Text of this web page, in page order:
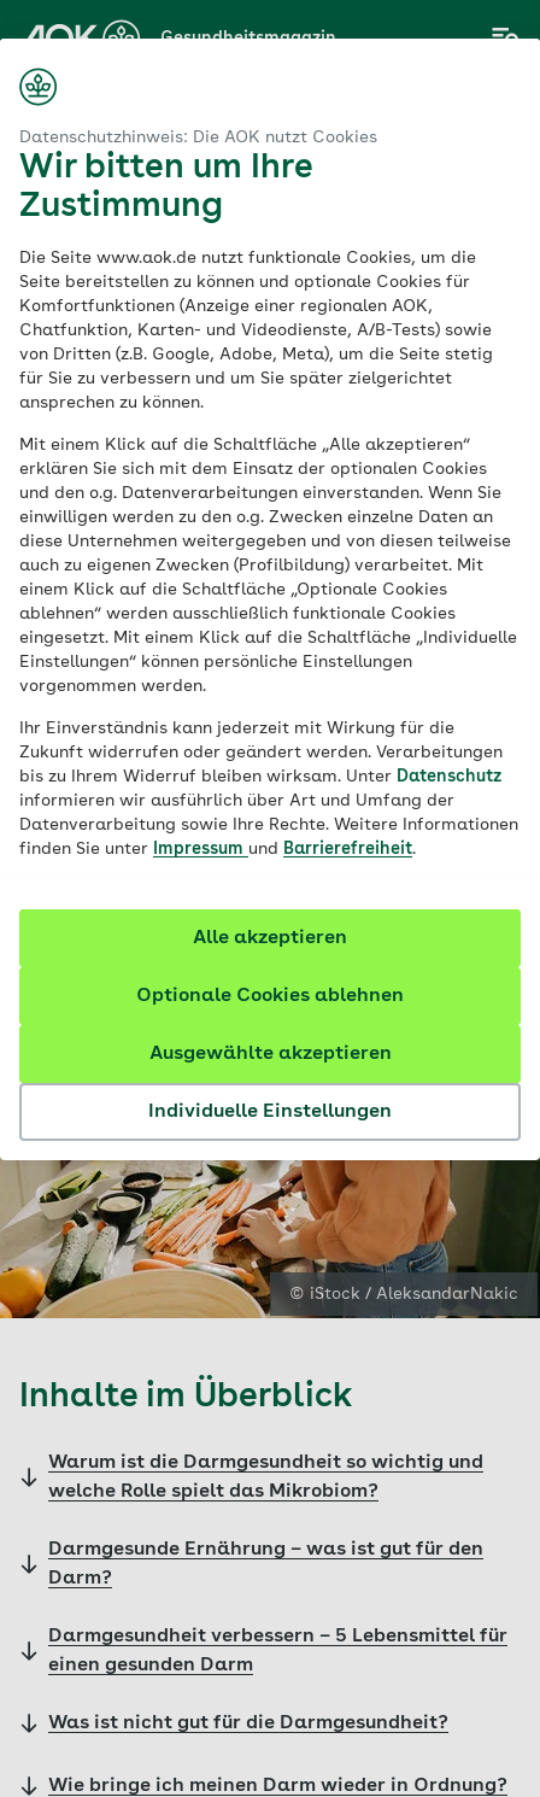
Datenschutzhinweis: Die AOK nutzt Cookies
Wir bitten um Ihre
Zustimmung
Die Seite www.aok.de nutzt funktionale Cookies, um die
Seite bereitstellen zu können und optionale Cookies für
Komfortfunktionen (Anzeige einer regionalen AOK,
Chatfunktion, Karten- und Videodienste, A/B-Tests) sowie
von Dritten (z.B. Google, Adobe, Meta), um die Seite stetig
für Sie zu verbessern und um Sie später zielgerichtet
ansprechen zu können.
Mit einem Klick auf die Schaltfläche „Alle akzeptieren“
erklären Sie sich mit dem Einsatz der optionalen Cookies
und den o.g. Datenverarbeitungen einverstanden. Wenn Sie
einwilligen werden zu den o.g. Zwecken einzelne Daten an
diese Unternehmen weitergegeben und von diesen teilweise
auch zu eigenen Zwecken (Profilbildung) verarbeitet. Mit
einem Klick auf die Schaltfläche „Optionale Cookies
ablehnen“ werden ausschließlich funktionale Cookies
eingesetzt. Mit einem Klick auf die Schaltfläche „Individuelle
Einstellungen“ können persönliche Einstellungen
vorgenommen werden.
Ihr Einverständnis kann jederzeit mit Wirkung für die
Zukunft widerrufen oder geändert werden. Verarbeitungen
bis zu Ihrem Widerruf bleiben wirksam. Unter Datenschutz
informieren wir ausführlich über Art und Umfang der
Datenverarbeitung sowie Ihre Rechte. Weitere Informationen
finden Sie unter
Impressum und Barrierefreiheit.
Individuelle Einstellungen
Ausgewählte akzeptieren
Optionale Cookies ablehnen
Alle akzeptieren
Hauptinhalt
springen
Gesundheitsmagazin
Was fördert die
Darmgesundheit,
was schadet?
Veröffentlicht am:
15.06.2023 aktualisiert am 26.07.2023
6 Minuten Lesedauer
Der Darm ist auf nützliche Bakterien
angewiesen, um Nahrung zu verwerten
und Infektionen zu verhindern. Doch
welche Lebensmittel fördern eine gesunde
Darmflora und was schadet der
Darmgesundheit?
© iStock / AleksandarNakic
Inhalte im Überblick
Warum ist die Darmgesundheit so wichtig und
welche Rolle spielt das Mikrobiom?
Darmgesunde Ernährung – was ist gut für den
Darm?
Darmgesundheit verbessern – 5 Lebensmittel für
einen gesunden Darm
Was ist nicht gut für die Darmgesundheit?
Wie bringe ich meinen Darm wieder in Ordnung?